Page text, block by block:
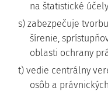
na štatistické
s) zabezpečuje
šírenie,
oblasti ochrany
t) vedie centrálny
osôb a